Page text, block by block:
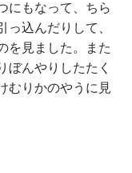
にもなって、ちら
っ込んだりして、
を見ました。また
ぼんやりしたたく
むりかのやうに見